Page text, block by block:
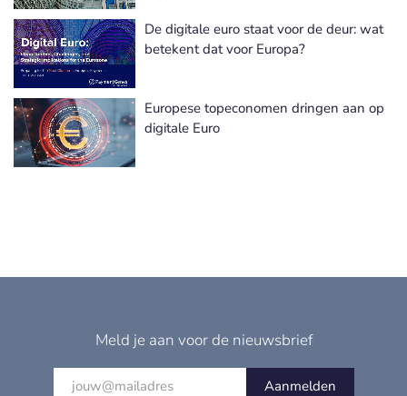
De digitale euro staat voor de deur: wat
betekent dat voor Europa?
Europese topeconomen dringen aan op
digitale Euro
Meld je aan voor de nieuwsbrief
Aanmelden